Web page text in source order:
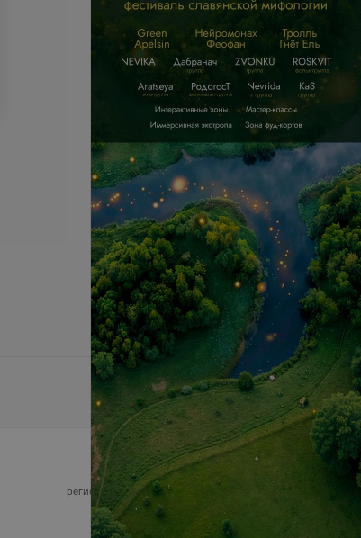
© 2026 ООО «Артокс Лаб», УНП 191700409,
регистрирующий орган - Минский горисполком
220012, Республика Беларусь, г. Минск,
улица Толбухина, 2, пом. 16 | info@relax.by